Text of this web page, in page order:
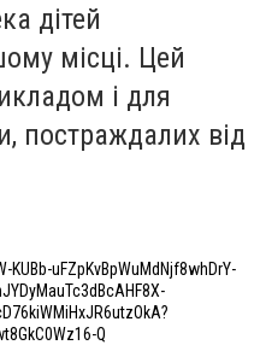
дітей
місці. Цей
і для
постраждалих від
uFZpKvBpWuMdNjf8whDrY-
Q